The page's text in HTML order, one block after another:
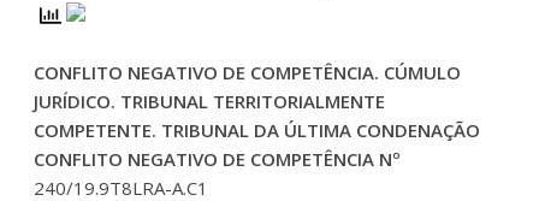
CONFLITO NEGATIVO DE COMPETÊNCIA. CÚMULO
JURÍDICO. TRIBUNAL TERRITORIALMENTE
COMPETENTE. TRIBUNAL DA ÚLTIMA CONDENAÇÃO
CONFLITO NEGATIVO DE COMPETÊNCIA Nº
240/19.9T8LRA-A.C1